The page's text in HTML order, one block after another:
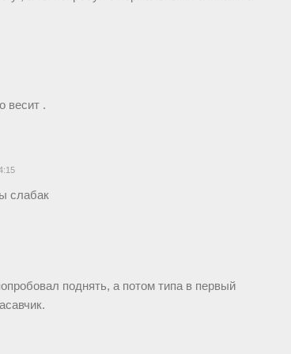
весит .
слабак
поднять, а потом типа в первый